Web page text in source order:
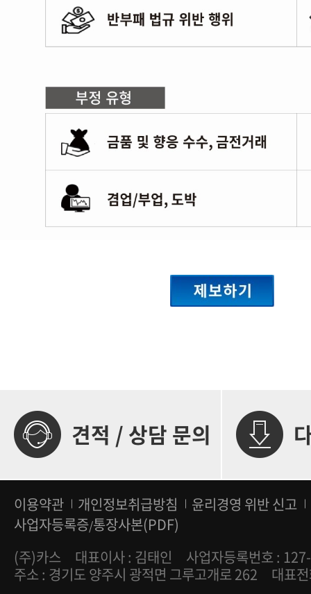
견적 / 상담 문의
이용약관 개인정보취급방침
윤리경영 위반 신고
사업자등록증/통장사본(PDF)
(주)카스
대표이사 : 김태인
사업자등록번호 :
주소 : 경기도 양주시 광적면 그루고개로 262
대표